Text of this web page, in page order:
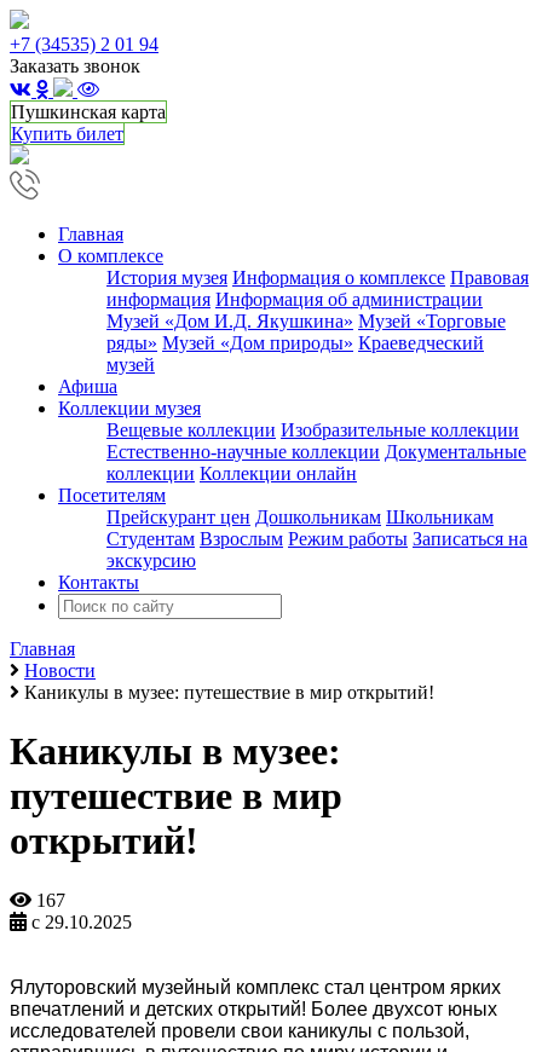
+7 (34535) 2 01 94
Заказать звонок
Пушкинская карта
Купить билет
Главная
О комплексе
История музея Информация о комплексе Правовая
информация Информация об администрации
Музей «Дом И.Д. Якушкина» Музей «Торговые
ряды» Музей «Дом природы» Краеведческий
музей
Афиша
Коллекции музея
Вещевые коллекции Изобразительные коллекции
Естественно-научные коллекции Документальные
коллекции Коллекции онлайн
Посетителям
Прейскурант цен Дошкольникам Школьникам
Студентам Взрослым Режим работы Записаться на
экскурсию
Контакты
Главная
Новости
Каникулы в музее: путешествие в мир открытий!
Каникулы в музее:
путешествие в мир
открытий!
167
с 29.10.2025
Ялуторовский музейный комплекс стал центром ярких
впечатлений и детских открытий! Более двухсот юных
исследователей провели свои каникулы с пользой,